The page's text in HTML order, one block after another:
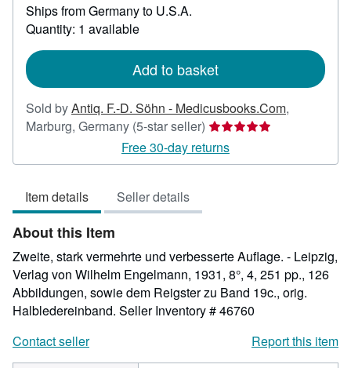
more
Ships from Germany to U.S.A.
Quantity: 1 available
Add to basket
Sold byAntiq. F.-D. Söhn - Medicusbooks.Com,
Marburg, Germany (5-star seller) Seller
rating
5
Free 30-day returns
Item details Seller details
About this Item
Zweite, stark vermehrte und verbesserte Auflage. - Leipzig,
Verlag von Wilhelm Engelmann, 1931, 8°, 4, 251 pp., 126
Abbildungen, sowie dem Reigster zu Band 19c., orig.
Halbledereinband. Seller Inventory # 46760
Contact seller
Report this item